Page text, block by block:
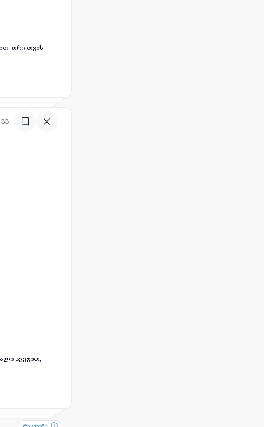
ორი თვის
ავეჯით,